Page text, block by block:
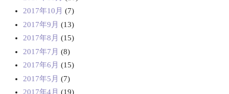
2017年10月 (7)
2017年9月 (13)
2017年8月 (15)
2017年7月 (8)
2017年6月 (15)
2017年5月 (7)
2017年4月 (19)